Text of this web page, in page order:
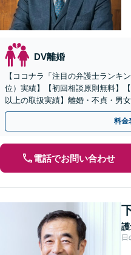
DV離婚
【ココナラ「注目の弁護士ランキ
位）実績】【初回相談原則無料】
以上の取扱実績】離婚・不貞・男
尽力します【全国対応可】 【国際
料金
電話でお問い合わせ